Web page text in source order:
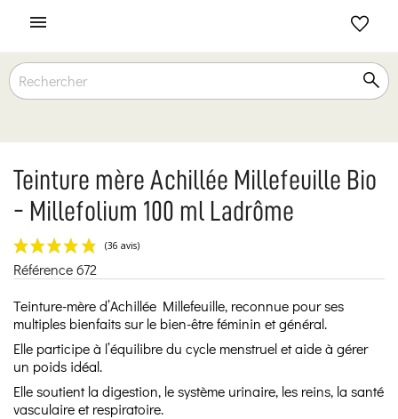

Teinture mère Achillée Millefeuille Bio
- Millefolium 100 ml Ladrôme
Référence672
Teinture-mère d’Achillée Millefeuille, reconnue pour ses
multiples bienfaits sur le bien-être féminin et général.
Elle participe à l’équilibre du cycle menstruel et aide à gérer
un poids idéal.
Elle soutient la digestion, le système urinaire, les reins, la santé
vasculaire et respiratoire.